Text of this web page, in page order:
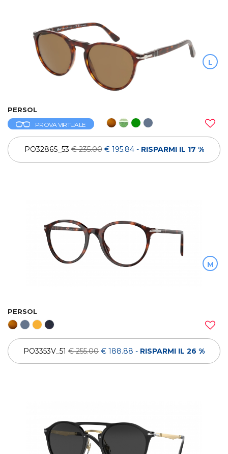
L
PERSOL
PROVA VIRTUALE
PO3286S_53€ 235.00 € 195.84 - RISPARMI IL 17 %
M
PERSOL
PO3353V_51 € 255.00 € 188.88 - RISPARMI IL 26 %